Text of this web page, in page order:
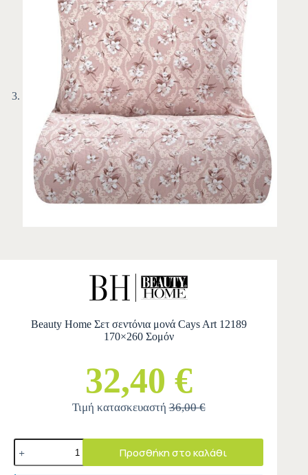
Beauty Home Σετ σεντόνια μονά Cays Art 12189
170×260 Σομόν
32,40 €
Τιμή κατασκευαστή36,00 €
Προσθήκη στο καλάθι
A